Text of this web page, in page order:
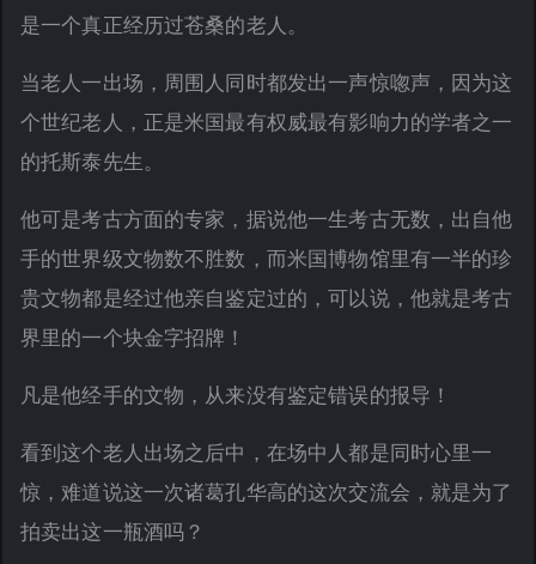
是一个真正经历过苍桑的老人。
当老人一出场，周围人同时都发出一声惊唿声，因为这
个世纪老人，正是米国最有权威最有影响力的学者之一
的托斯泰先生。
他可是考古方面的专家，据说他一生考古无数，出自他
手的世界级文物数不胜数，而米国博物馆里有一半的珍
贵文物都是经过他亲自鉴定过的，可以说，他就是考古
界里的一个块金字招牌！
凡是他经手的文物，从来没有鉴定错误的报导！
看到这个老人出场之后中，在场中人都是同时心里一
惊，难道说这一次诸葛孔华高的这次交流会，就是为了
拍卖出这一瓶酒吗？